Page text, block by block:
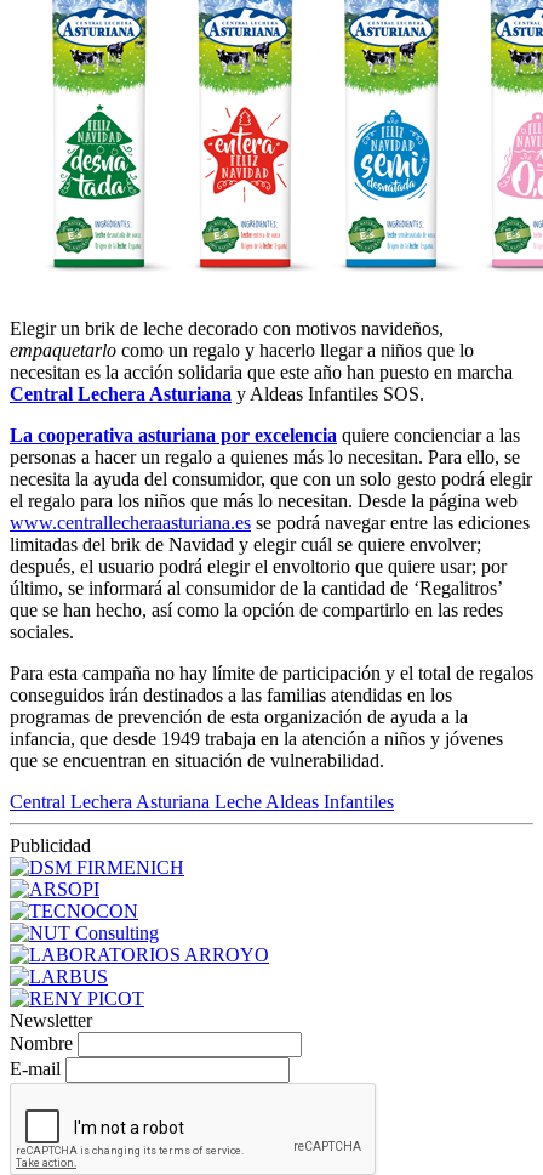
Elegir un brik de leche decorado con motivos navideños,
empaquetarlo como un regalo y hacerlo llegar a niños que lo
necesitan es la acción solidaria que este año han puesto en marcha
Central Lechera Asturiana y Aldeas Infantiles SOS.
La cooperativa asturiana por excelencia quiere concienciar a las
personas a hacer un regalo a quienes más lo necesitan. Para ello, se
necesita la ayuda del consumidor, que con un solo gesto podrá elegir
el regalo para los niños que más lo necesitan. Desde la página web
www.centrallecheraasturiana.es se podrá navegar entre las ediciones
limitadas del brik de Navidad y elegir cuál se quiere envolver;
después, el usuario podrá elegir el envoltorio que quiere usar; por
último, se informará al consumidor de la cantidad de ‘Regalitros’
que se han hecho, así como la opción de compartirlo en las redes
sociales.
Para esta campaña no hay límite de participación y el total de regalos
conseguidos irán destinados a las familias atendidas en los
programas de prevención de esta organización de ayuda a la
infancia, que desde 1949 trabaja en la atención a niños y jóvenes
que se encuentran en situación de vulnerabilidad.
Central Lechera Asturiana Leche Aldeas Infantiles
Publicidad
Newsletter
Nombre
E-mail